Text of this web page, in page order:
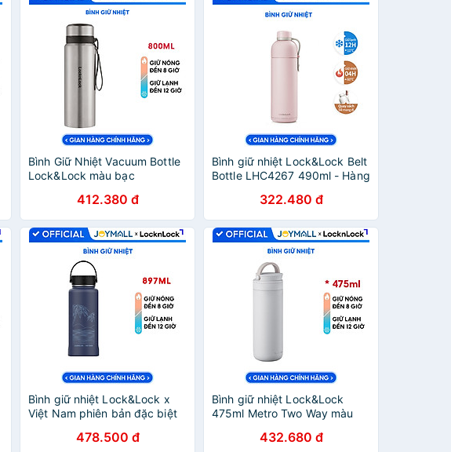
Bình Giữ Nhiệt Vacuum Bottle
Lock&Lock màu bạc
chính hãng, thép không gỉ, độ
bền cao - JoyMall
412.380 đ
Bình giữ nhiệt Lock&Lock Belt
Bottle LHC4267 490ml - Hàng
miệng rộng có thể cho đá -
JoyMall
322.480 đ
Bình giữ nhiệt Lock&Lock x
Việt Nam phiên bản đặc biệt
và ống hút đầu Silicone -
478.500 đ
Bình giữ nhiệt Lock&Lock
475ml Metro Two Way màu
chính hãng, có quai xách, đế
432.680 đ